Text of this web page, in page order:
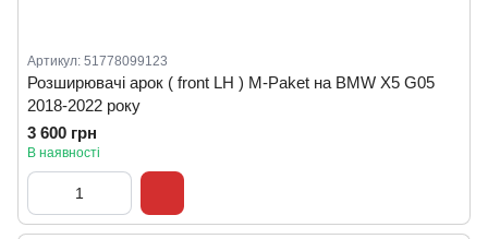
Артикул: 51778099123
Розширювачі арок ( front LH ) M-Paket на BMW X5 G05
2018-2022 року
3 600 грн
В наявності